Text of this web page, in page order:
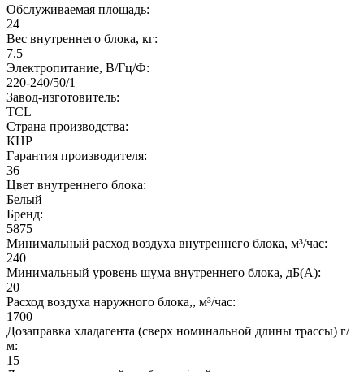
Обслуживаемая площадь:
24
Вес внутреннего блока, кг:
7.5
Электропитание, В/Гц/Ф:
220-240/50/1
Завод-изготовитель:
TCL
Страна производства:
КНР
Гарантия производителя:
36
Цвет внутреннего блока:
Белый
Бренд:
5875
Минимальный расход воздуха внутреннего блока, м³/час:
240
Минимальный уровень шума внутреннего блока, дБ(А):
20
Расход воздуха наружного блока,, м³/час:
1700
Дозаправка хладагента (сверх номинальной длины трассы) г/
м:
15